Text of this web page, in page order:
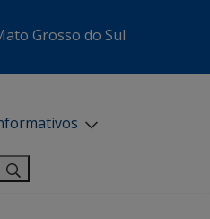
Grosso do Sul